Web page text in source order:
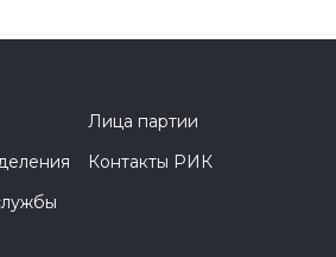
Лица партии
Контакты РИК